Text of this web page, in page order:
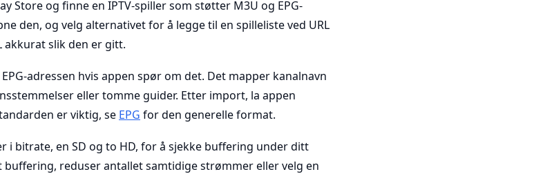
Store og finne en IPTV-spiller som støtter M3U og EPG-
den, og velg alternativet for å legge til en spilleliste ved URL
akkurat slik den er gitt.
adressen hvis appen spør om det. Det mapper kanalnavn
eller tomme guider. Etter import, la appen
er viktig, se EPG for den generelle format.
i bitrate, en SD og to HD, for å sjekke buffering under ditt
buffering, reduser antallet samtidige strømmer eller velg en